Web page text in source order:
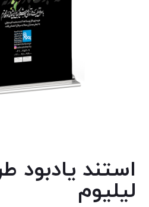
استند یادبود
لیلیوم